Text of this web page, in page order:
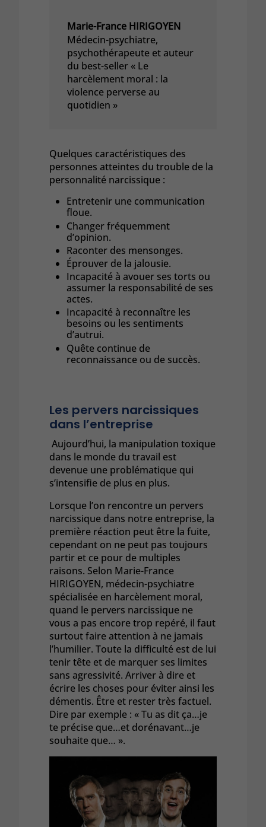
Marie-France HIRIGOYEN
Médecin-psychiatre,
psychothérapeute et auteur
du best-seller « Le
harcèlement moral : la
violence perverse au
quotidien »
Quelques caractéristiques des
personnes atteintes du trouble de la
personnalité narcissique :
Entretenir une communication
floue.
Changer fréquemment
d’opinion.
Raconter des mensonges.
Éprouver de la jalousie.
Incapacité à avouer ses torts ou
assumer la responsabilité de ses
actes.
Incapacité à reconnaître les
besoins ou les sentiments
d’autrui.
Quête continue de
reconnaissance ou de succès.
Les pervers narcissiques
dans l’entreprise
Aujourd’hui, la manipulation toxique
dans le monde du travail est
devenue une problématique qui
s’intensifie de plus en plus.
Lorsque l’on rencontre un pervers
narcissique dans notre entreprise, la
première réaction peut être la fuite,
cependant on ne peut pas toujours
partir et ce pour de multiples
raisons. Selon Marie-France
HIRIGOYEN, médecin-psychiatre
spécialisée en harcèlement moral,
quand le pervers narcissique ne
vous a pas encore trop repéré, il faut
surtout faire attention à ne jamais
l’humilier. Toute la difficulté est de lui
tenir tête et de marquer ses limites
sans agressivité. Arriver à dire et
écrire les choses pour éviter ainsi les
démentis. Être et rester très factuel.
Dire par exemple : « Tu as dit ça…je
te précise que…et dorénavant…je
souhaite que… ».